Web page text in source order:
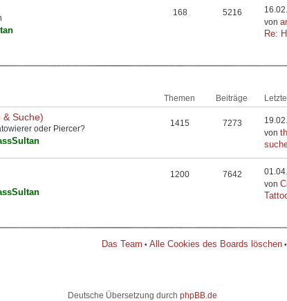
168 5216
von
Re:
Themen Beiträge
& Suche)
oder Piercer?
1415 7273
von
1200 7642
von
Das Team • Alle Cookies des Boards löschen
Deutsche Übersetzung durch phpBB.de